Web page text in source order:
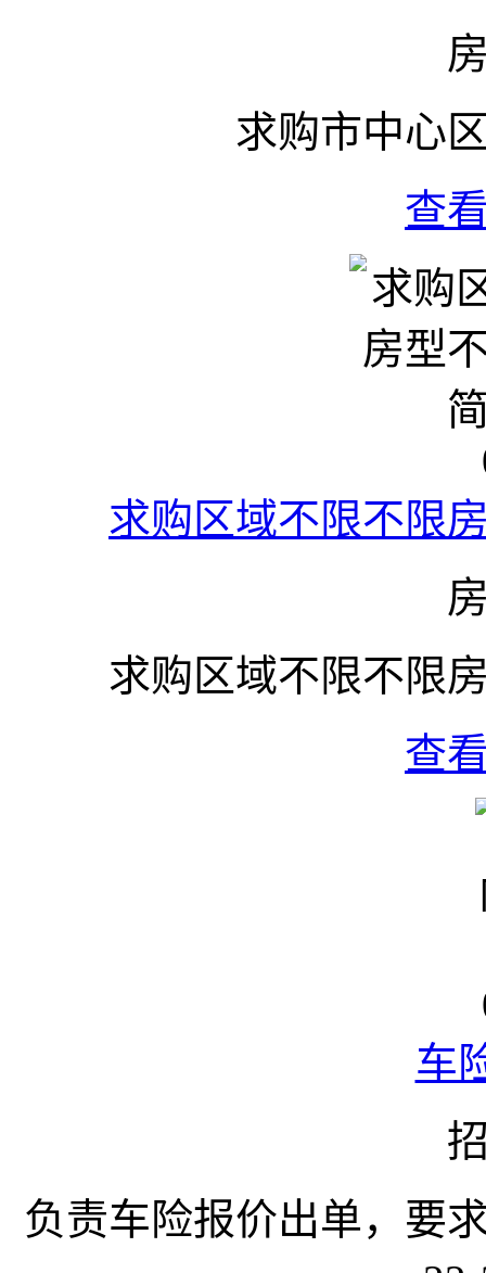
求购市中心
查
求购区域不限不限
求购区域不限不限
查
车
负责车险报价出单，要